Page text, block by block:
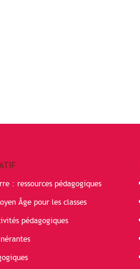
: ressources pédagogiques
Âge pour les classes
pédagogiques